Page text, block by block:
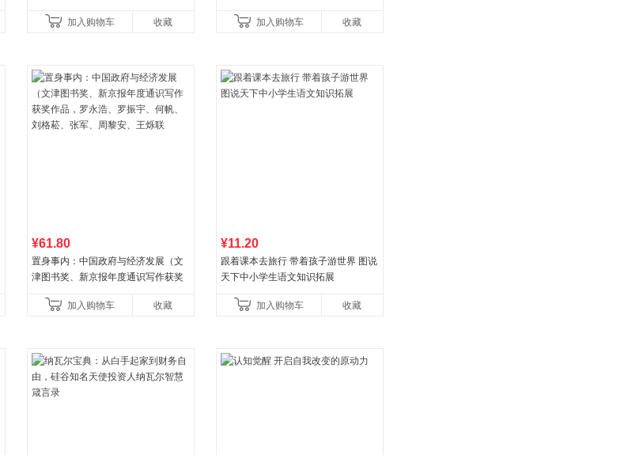
加入购物车 收藏
加入购物车
收藏
¥61.80
置身事内：中国政府与经济发展（文
津图书奖、新京报年度通识写作获奖
菘、张军、周黎安、王烁联
加入购物车 收藏
¥11.20
跟着课本去旅行 带着孩子游世界 图说
天下中小学生语文知识拓展
加入购物车 收藏